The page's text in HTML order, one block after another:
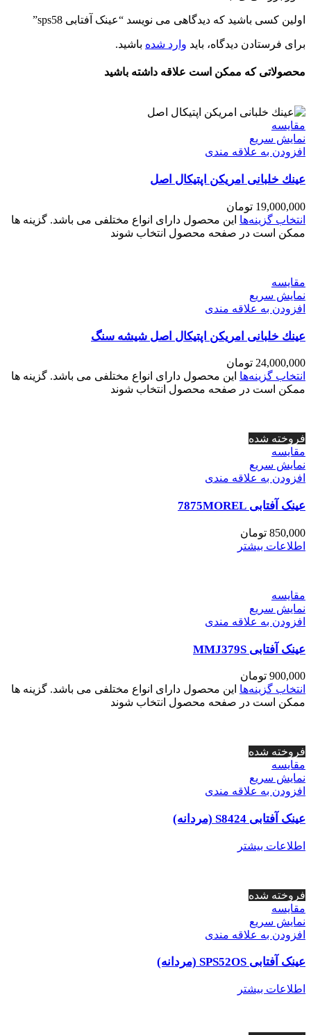
اولین کسی باشید که دیدگاهی می نویسد “عینک آفتابی sps58”
برای فرستادن دیدگاه، باید وارد شده باشید.
محصولاتی که ممکن است علاقه داشته باشید
مقايسه
نمایش سریع
افزودن به علاقه مندی
عينك خلبانی امریکن اپتیکال اصل
19,000,000 تومان
انتخاب گزینه‌ها این محصول دارای انواع مختلفی می باشد. گزینه ها
ممکن است در صفحه محصول انتخاب شوند
مقايسه
نمایش سریع
افزودن به علاقه مندی
عينك خلبانی امریکن اپتیکال اصل شیشه سنگ
24,000,000 تومان
انتخاب گزینه‌ها این محصول دارای انواع مختلفی می باشد. گزینه ها
ممکن است در صفحه محصول انتخاب شوند
فروخته شده
مقايسه
نمایش سریع
افزودن به علاقه مندی
عینک آفتابی 7875MOREL
850,000 تومان
اطلاعات بیشتر
مقايسه
نمایش سریع
افزودن به علاقه مندی
عینک آفتابی MMJ379S
900,000 تومان
انتخاب گزینه‌ها این محصول دارای انواع مختلفی می باشد. گزینه ها
ممکن است در صفحه محصول انتخاب شوند
فروخته شده
مقايسه
نمایش سریع
افزودن به علاقه مندی
عینک آفتابی S8424 (مردانه)
اطلاعات بیشتر
فروخته شده
مقايسه
نمایش سریع
افزودن به علاقه مندی
عینک آفتابی SPS52OS (مردانه)
اطلاعات بیشتر